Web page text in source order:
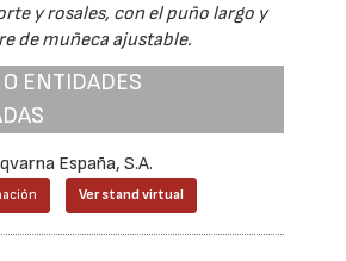
y rosales, con el puño largo y
de muñeca ajustable.
ENTIDADES
España, S.A.
Ver stand virtual